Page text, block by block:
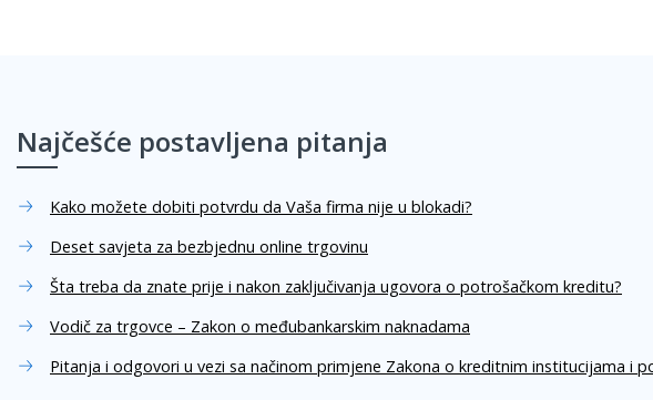
Najčešće postavljena pitanja
Kako možete dobiti potvrdu da Vaša firma nije u blokadi?
Deset savjeta za bezbjednu online trgovinu
Šta treba da znate prije i nakon zaključivanja ugovora o potrošačkom kreditu?
Vodič za trgovce – Zakon o međubankarskim naknadama
Pitanja i odgovori u vezi sa načinom primjene Zakona o kreditnim institucijama i